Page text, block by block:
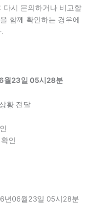
다시 문의하거나 비교할
함께 확인하는 경우에
월23일 05시28분
황 전달
인
년06월23일 05시28분